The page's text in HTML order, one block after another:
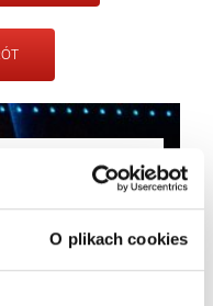
O plikach cookies
oferty